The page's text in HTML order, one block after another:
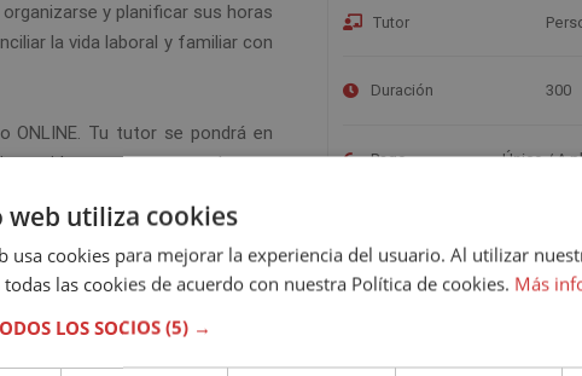
y planificar sus horas
la vida laboral y familiar con
ONLINE. Tu tutor se pondrá en
a nuestra escuela y te
virtual. En el campus
para realizar la formación. A
de autoevaluación que te
final. Podrás elegir la fecha para
año desde el momento de tu
Tutor
Duración 300
Pago Único / A
Evaluación
web utiliza cookies
usa cookies para mejorar la experiencia del usuario. Al utilizar
todas las cookies de acuerdo con nuestra Política de cookies. Más
LOS SOCIOS (5) →